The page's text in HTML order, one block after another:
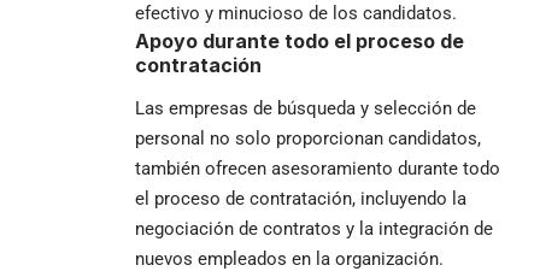
efectivo y minucioso de los candidatos.
Apoyo durante todo el proceso de
contratación
Las empresas de búsqueda y selección de
personal no solo proporcionan candidatos,
también ofrecen asesoramiento durante todo
el proceso de contratación, incluyendo la
negociación de contratos y la integración de
nuevos empleados en la organización.